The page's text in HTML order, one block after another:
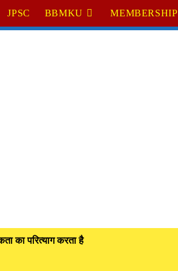
JPSC BBMKU MEMBERSHIP
का परित्याग करता है